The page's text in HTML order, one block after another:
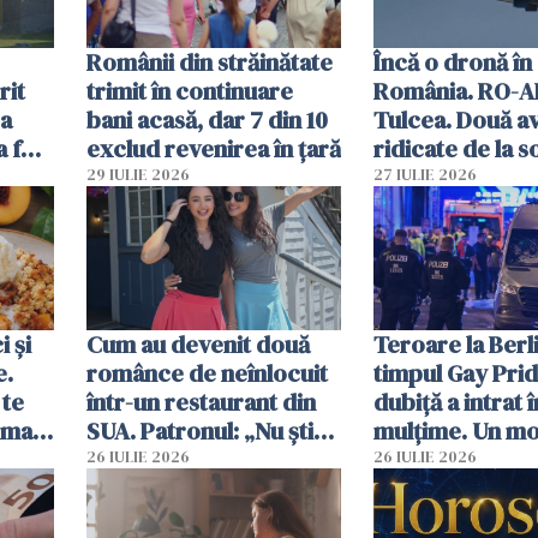
Românii din străinătate
trimit în continuare
bani acasă, dar 7 din 10
exclud revenirea în țară
29 IULIE 2026
Încă o dronă în
România. RO-
Tulcea. Două
ridicate de la
27 IULIE 2026
și
Cum au devenit două
românce de neînlocuit
într-un restaurant din
SUA. Patronul: „Nu știu
ce o să mă fac fără voi”
26 IULIE 2026
Teroare la
timpul Gay
dubiță a intrat
mulțime. Un
răniți
26 IULIE 2026